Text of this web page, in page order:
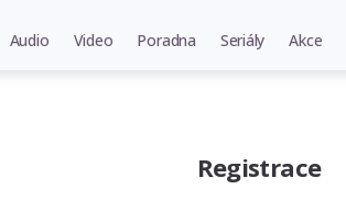
Audio Video Poradna Seriály Akce
Registrace